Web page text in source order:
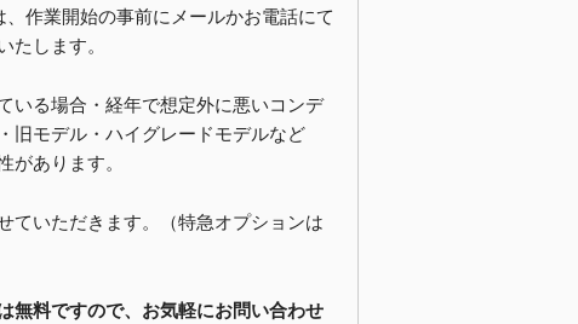
作業開始の事前にメールかお電話にて
たします。
いる場合・経年で想定外に悪いコンデ
旧モデル・ハイグレードモデルなど
あります。
ていただきます。（特急オプションは
無料ですので、お気軽にお問い合わせ